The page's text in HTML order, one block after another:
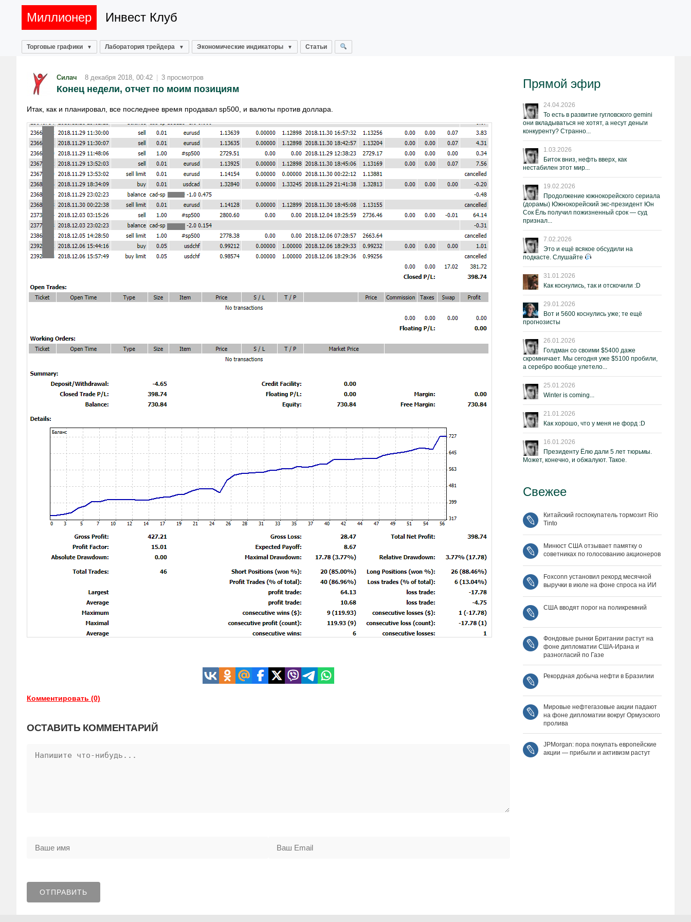
Миллионер Инвест Клуб
Торговые графики Лаборатория трейдера Экономические индикаторы Статьи
Силач 8 декабря 2018, 00:42 | 3 просмотров
Конец недели, отчет по моим позициям
Итак, как и планировал, все последнее время продавал sp500, и валюты против доллара.
Комментировать (0)
ОСТАВИТЬ КОММЕНТАРИЙ
Прямой эфир
24.04.2026
То есть в развитие гугловского gemini
они вкладываться не хотят, а несут деньги
конкуренту? Странно...
1.03.2026
Биток вниз, нефть вверх, как
нестабилен этот мир...
19.02.2026
Продолжение южнокорейского сериала
(дорамы) Южнокорейский экс-президент Юн
Сок Ёль получил пожизненный срок — суд
признал...
7.02.2026
Это и ещё всякое обсудили на
подкасте. Слушайте
31.01.2026
Как коснулись, так и отскочили :D
29.01.2026
Вот и 5600 коснулись уже; те ещё
прогнозисты
26.01.2026
Голдман со своими $5400 даже
скромничает. Мы сегодня уже $5100 пробили,
а серебро вообще улетело...
25.01.2026
Winter is coming...
21.01.2026
Как хорошо, что у меня не форд :D
16.01.2026
Президенту Ёлю дали 5 лет тюрьмы.
Может, конечно, и обжалуют. Такое.
Свежее
Китайский госпокупатель тормозит Rio
Tinto
Минюст США отзывает памятку о
советниках по голосованию акционеров
Foxconn установил рекорд месячной
выручки в июле на фоне спроса на ИИ
США вводят порог на поликремний
Фондовые рынки Британии растут на
фоне дипломатии США‑Ирана и
разногласий по Газе
Рекордная добыча нефти в Бразилии
Мировые нефтегазовые акции падают
на фоне дипломатии вокруг Ормузского
пролива
JPMorgan: пора покупать европейские
акции — прибыли и активизм растут